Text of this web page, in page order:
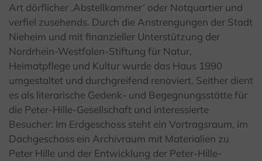
Art dörflicher ‚Abstellkammer‘ oder Notquartier und
verfiel zusehends. Durch die Anstrengungen der Stadt
Nieheim und mit finanzieller Unterstützung der
Nordrhein-Westfalen-Stiftung für Natur,
Heimatpflege und Kultur wurde das Haus 1990
umgestaltet und durchgreifend renoviert. Seither dient
es als literarische Gedenk- und Begegnungsstätte für
die Peter-Hille-Gesellschaft und interessierte
Besucher: Im Erdgeschoss steht ein Vortragsraum, im
Dachgeschoss ein Archivraum mit Materialien zu
Peter Hille und der Entwicklung der Peter-Hille-